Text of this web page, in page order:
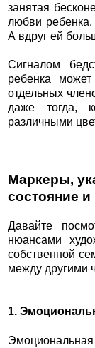
занятая
любви
А вдруг ей
Сигналом
ребенка
отдельных
даже тогда,
различными
Маркеры,
состояние
Давайте
нюансами
собственной
между другими
1.